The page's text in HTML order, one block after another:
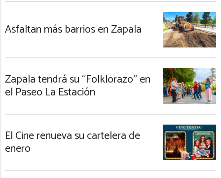
Asfaltan más barrios en Zapala
Zapala tendrá su “Folklorazo” en
el Paseo La Estación
El Cine renueva su cartelera de
enero